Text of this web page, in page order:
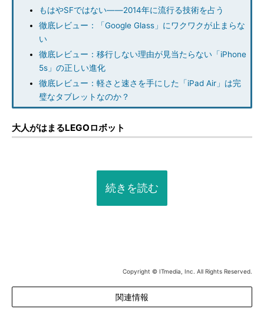
もはやSFではない――2014年に流行る技術を占う
徹底レビュー：「Google Glass」にワクワクが止まらな
い
徹底レビュー：移行しない理由が見当たらない「iPhone
5s」の正しい進化
徹底レビュー：軽さと速さを手にした「iPad Air」は完
璧なタブレットなのか？
大人がはまるLEGOロボット
続きを読む
Copyright © ITmedia, Inc. All Rights Reserved.
関連情報